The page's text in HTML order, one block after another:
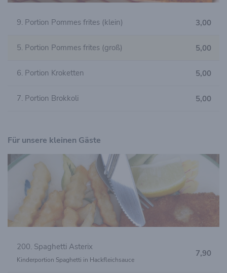
9. Portion Pommes frites (klein) 3,00
5. Portion Pommes frites (groß) 5,00
6. Portion Kroketten 5,00
7. Portion Brokkoli 5,00
Für unsere kleinen Gäste
200. Spaghetti Asterix
Kinderportion Spaghetti in Hackfleichsauce
7,90